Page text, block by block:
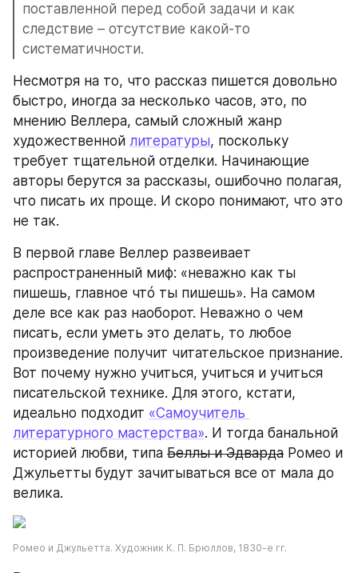
поставленной перед собой задачи и как
следствие – отсутствие какой-то
систематичности.
Несмотря на то, что рассказ пишется довольно
быстро, иногда за несколько часов, это, по
мнению Веллера, самый сложный жанр
художественной литературы, поскольку
требует тщательной отделки. Начинающие
авторы берутся за рассказы, ошибочно полагая,
что писать их проще. И скоро понимают, что это
не так.
В первой главе Веллер развеивает
распространенный миф: «неважно как ты
пишешь, главное чтó ты пишешь». На самом
деле все как раз наоборот. Неважно о чем
писать, если уметь это делать, то любое
произведение получит читательское признание.
Вот почему нужно учиться, учиться и учиться
писательской технике. Для этого, кстати,
идеально подходит «Самоучитель
литературного мастерства». И тогда банальной
историей любви, типа Беллы и Эдварда Ромео и
Джульетты будут зачитываться все от мала до
велика.
Ромео и Джульетта. Художник К. П. Брюллов, 1830-е гг.